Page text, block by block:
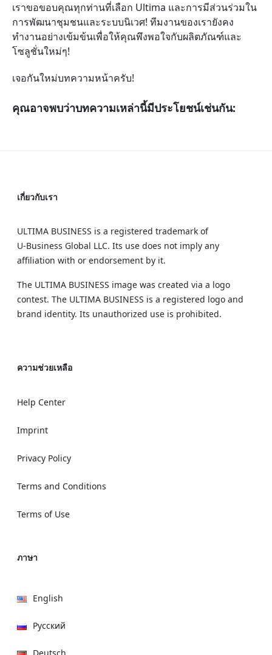
เราขอขอบคุณทุกท่านที่เลือก Ultima และการมีส่วนร่วมใน
การพัฒนาชุมชนและระบบนิเวศ! ทีมงานของเรายังคง
ทำงานอย่างเข้มข้นเพื่อให้คุณพึงพอใจกับผลิตภัณฑ์และ
โซลูชั่นใหม่ๆ!
เจอกันใหม่บทความหน้าครับ!
คุณอาจพบว่าบทความเหล่านี้มีประโยชน์เช่นกัน:
เกี่ยวกับเรา
ULTIMA BUSINESS is a registered trademark of
U‑Business Global LLC. Its use does not imply any
affiliation with or endorsement by it.
The ULTIMA BUSINESS image was created via a logo
contest. The ULTIMA BUSINESS is a registered logo and
brand identity. Its unauthorized use is prohibited.
ความช่วยเหลือ
Help Center
Imprint
Privacy Policy
Terms and Conditions
Terms of Use
ภาษา
English
Русский